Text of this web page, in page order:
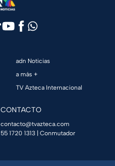
adn Noticias
a más +
TV Azteca Internacional
CONTACTO
contacto@tvazteca.com
55 1720 1313 | Conmutador